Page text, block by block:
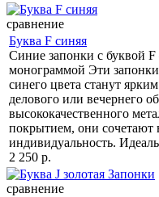
сравнение
Буква F синяя
Синие запонки с буквой F
монограммой Эти
синего цвета станут
делового или вечернего
высококачественного
покрытием, они сочетают
индивидуальность.
2 250 р.
сравнение